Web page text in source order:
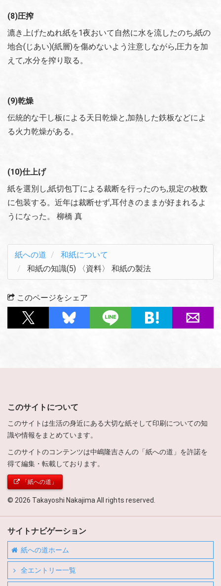
(8)圧搾
漉き上げたぬれ紙を1夜おいて自然に水を流したのち,紙の
地合(じあい)(紙層)を傷めないよう注意しながら,圧力を加
えて,水分を搾り取る。
(9)乾燥
伝統的な干し板による天日乾燥と,加熱した鉄板などによ
る火力乾燥がある。
(10)仕上げ
紙を選別し,紙切包丁による裁断を行ったのち,規定の枚数
に包装する。近年は裁断せず,耳付きのままが好まれるよ
うになった。 柳橋 真
紙への道
和紙について
和紙の知識(5) 〈資料〉 和紙の製法
このページをシェア
このサイトについて
このサイトは生活の身近にある大切な紙そして印刷についての知
識や情報をまとめています。
このサイトのコンテンツは中嶋隆吉さんの「紙への道」を許諾を
得て編集・転載しております。
「紙への道」
© 2026 Takayoshi Nakajima All rights reserved.
サイトナビゲーション
紙への道ホーム
全エントリー一覧